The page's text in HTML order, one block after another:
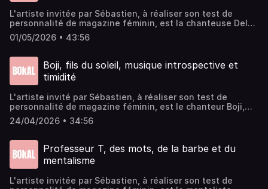
L'artiste invitée par ⁠⁠⁠⁠⁠⁠⁠⁠Sébastien,⁠⁠⁠⁠⁠⁠⁠⁠ à réaliser son test de
personnalité de magazine féminin, est la chanteuse Delta
NaraInstagram de ⁠⁠⁠⁠⁠⁠⁠⁠⁠⁠⁠⁠⁠⁠⁠⁠⁠⁠⁠Bokal⁠⁠⁠⁠⁠⁠⁠⁠⁠⁠⁠⁠⁠⁠⁠⁠⁠⁠⁠Enregistré dans les studios de la
CartonnerieMontage : ⁠Olivier Fourny⁠Voix off : ⁠⁠⁠⁠⁠⁠⁠⁠⁠⁠⁠⁠Laure
01/05/2026 • 43:56
Boji, fils du soleil, musique introspective et
timidité
L'artiste invité par ⁠⁠⁠⁠⁠⁠⁠Sébastien,⁠⁠⁠⁠⁠⁠⁠ à réaliser son test de
personnalité de magazine féminin, est le chanteur Boji,
fils du soleil.Instagram de ⁠⁠⁠⁠⁠⁠⁠⁠⁠⁠⁠⁠⁠⁠⁠⁠⁠⁠Bokal⁠⁠⁠⁠⁠⁠⁠⁠⁠⁠⁠⁠⁠⁠⁠⁠⁠⁠Enregistré dans les
studios de la CartonnerieRetrouvez l'agenda culturel
⁠⁠⁠⁠⁠⁠⁠⁠⁠⁠⁠Laure Sadier⁠⁠⁠⁠⁠⁠⁠⁠⁠⁠⁠Jingle Fin : GustineMusique intro :
Pandemonia
24/04/2026 • 34:56
Professeur T, des mots, de la barbe et du
mentalisme
L'artiste invitée par ⁠⁠⁠⁠⁠⁠Sébastien,⁠⁠⁠⁠⁠⁠ à réaliser son test de